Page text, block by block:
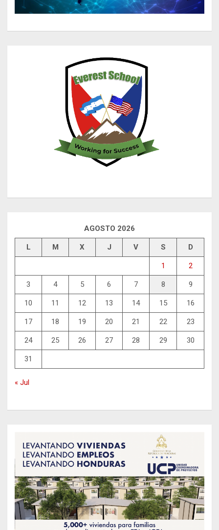
AGOSTO 2026
L M X J V S D
1 2
3 4 5 6 7 8 9
10 11 12 13 14 15 16
17 18 19 20 21 22 23
24 25 26 27 28 29 30
31
« Jul